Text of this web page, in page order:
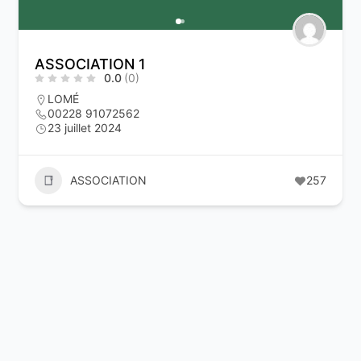
ASSOCIATION 1
0.0 (0)
LOMÉ
00228 91072562
23 juillet 2024
ASSOCIATION 257